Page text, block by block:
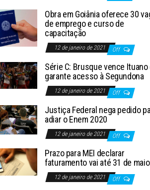
Obra em Goiânia oferece 30
de emprego e curso de
capacitação
12 de janeiro de 2021 Off
Série C: Brusque vence Ituano
garante acesso à Segundona
12 de janeiro de 2021 Off
Justiça Federal nega pedido
adiar o Enem 2020
12 de janeiro de 2021 Off
Prazo para MEI declarar
faturamento vai até 31 de maio
12 de janeiro de 2021 Off